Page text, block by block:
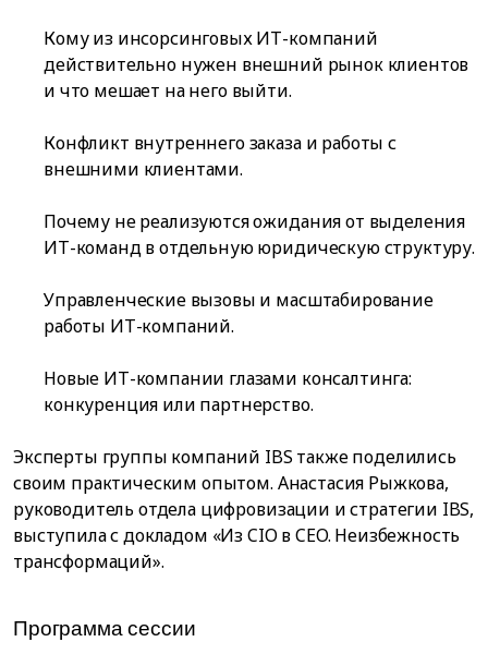
Кому из инсорсинговых ИТ-компаний
действительно нужен внешний рынок клиентов
и что мешает на него выйти.
Конфликт внутреннего заказа и работы с
внешними клиентами.
Почему не реализуются ожидания от выделения
ИТ-команд в отдельную юридическую структуру.
Управленческие вызовы и масштабирование
работы ИТ-компаний.
Новые ИТ-компании глазами консалтинга:
конкуренция или партнерство.
Эксперты группы компаний IBS также поделились
своим практическим опытом. Анастасия Рыжкова,
руководитель отдела цифровизации и стратегии IBS,
выступила с докладом «Из CIO в CEO. Неизбежность
трансформаций».
Программа сессии